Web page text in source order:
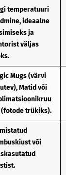
temperatuuri
ideaalne
ja
väljas
Mugs(värvi
Matid või
(fotode trükiks).
või